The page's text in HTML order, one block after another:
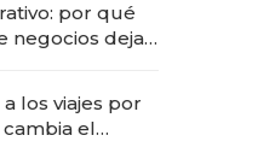
por qué
negocios dejan
los viajes por
el